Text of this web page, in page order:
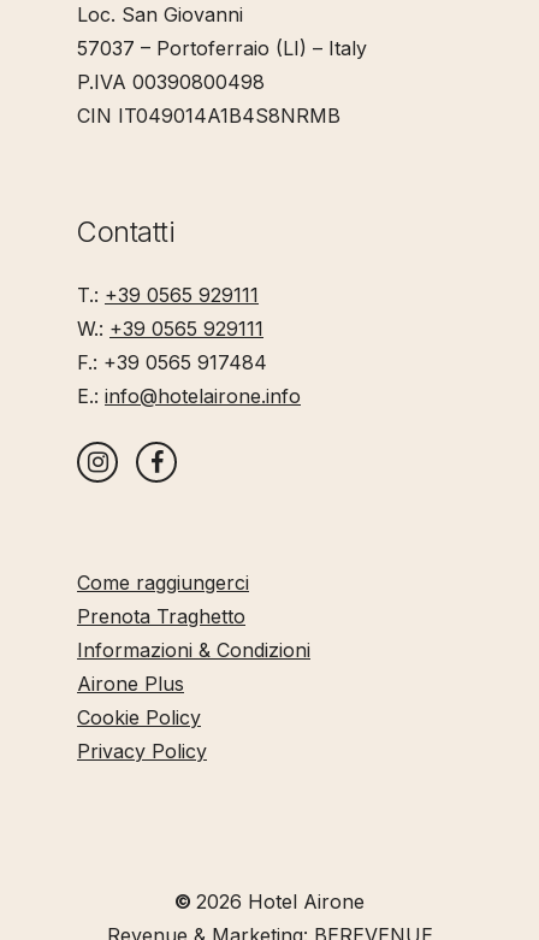
Loc. San Giovanni
57037 – Portoferraio (LI) – Italy
P.IVA 00390800498
CIN IT049014A1B4S8NRMB
Contatti
T.: +39 0565 929111
W.: +39 0565 929111
F.: +39 0565 917484
E.: info@hotelairone.info
Come raggiungerci
Prenota Traghetto
Informazioni & Condizioni
Airone Plus
Cookie Policy
Privacy Policy
© 2026 Hotel Airone